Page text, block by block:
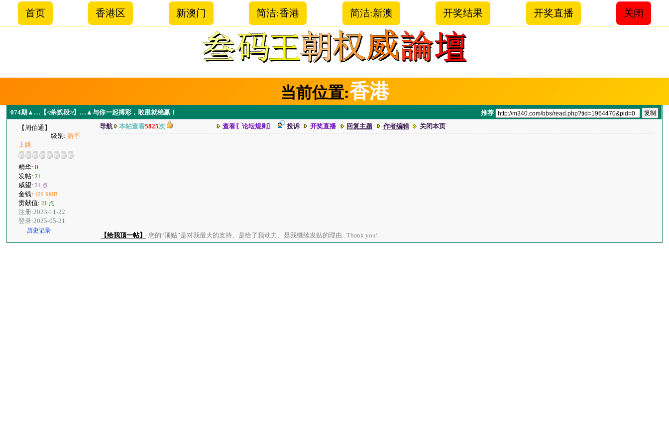
首页 香港区 新澳门 简洁:香港 简洁:新澳 开奖结果 开奖直播 关闭
当前位置:香港
074期▲…【≮杀贰段≯】…▲与你一起搏彩，敢跟就稳赢！ 推荐
【周伯通】
级别: 新手
上路
精华:0
发帖:21
威望:21 点
金钱: 129 RMB
贡献值:21 点
注册:2023-11-22
登录:2025-05-21
历史记录
导航 本帖查看5825次 查看〖论坛规则〗 投诉 开奖直播 回复主题 作者编辑 关闭本页
【给我顶一帖】 您的“顶贴”是对我最大的支持、是给了我动力、是我继续发贴的理由...Thank you!